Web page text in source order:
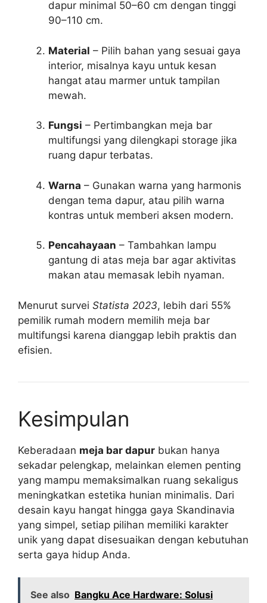
dapur minimal 50–60 cm dengan tinggi
90–110 cm.
Material – Pilih bahan yang sesuai gaya
interior, misalnya kayu untuk kesan
hangat atau marmer untuk tampilan
mewah.
Fungsi – Pertimbangkan meja bar
multifungsi yang dilengkapi storage jika
ruang dapur terbatas.
Warna – Gunakan warna yang harmonis
dengan tema dapur, atau pilih warna
kontras untuk memberi aksen modern.
Pencahayaan – Tambahkan lampu
gantung di atas meja bar agar aktivitas
makan atau memasak lebih nyaman.
Menurut survei Statista 2023, lebih dari 55%
pemilik rumah modern memilih meja bar
multifungsi karena dianggap lebih praktis dan
efisien.
Kesimpulan
Keberadaan meja bar dapur bukan hanya
sekadar pelengkap, melainkan elemen penting
yang mampu memaksimalkan ruang sekaligus
meningkatkan estetika hunian minimalis. Dari
desain kayu hangat hingga gaya Skandinavia
yang simpel, setiap pilihan memiliki karakter
unik yang dapat disesuaikan dengan kebutuhan
serta gaya hidup Anda.
See also Bangku Ace Hardware: Solusi